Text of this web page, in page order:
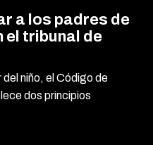
a los padres de
el tribunal de
niño, el Código de
dos principios